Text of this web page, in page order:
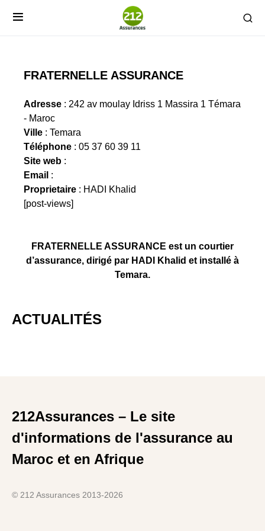
FRATERNELLE ASSURANCE
Adresse : 242 av moulay Idriss 1 Massira 1 Témara
- Maroc
Ville : Temara
Téléphone : 05 37 60 39 11
Site web :
Email :
Proprietaire : HADI Khalid
[post-views]
FRATERNELLE ASSURANCE est un courtier
d’assurance, dirigé par HADI Khalid et installé à
Temara.
ACTUALITÉS
212Assurances – Le site
d'informations de l'assurance au
Maroc et en Afrique
© 212 Assurances 2013-2026